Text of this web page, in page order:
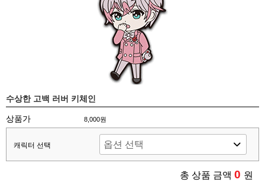
수상한 고백 러버 키체인
상품가 8,000원
캐릭터 선택
총 상품 금액 0 원